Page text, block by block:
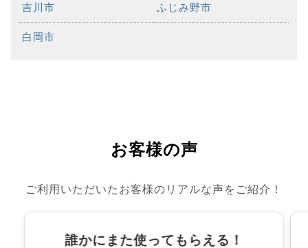
吉川市 ふじみ野市
白岡市
お客様の声
ご利用いただいたお客様のリアルな声をご紹介！
誰かにまた使ってもらえる！